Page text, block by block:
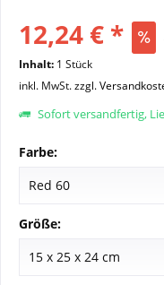
12,24 € *
Inhalt: 1 Stück
inkl. MwSt.zzgl.
Sofort versandfertig,
Farbe:
Größe: